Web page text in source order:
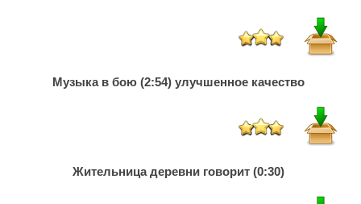
Музыка в бою (2:54) улучшенное качество
Жительница деревни говорит (0:30)